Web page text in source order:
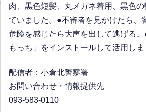
肉、黒色短髪、丸メガネ着用、黒色
ていました。●不審者を見かけたら、
危険を感じたら大声を出して逃げる。
もっち」をインストールして活用しま
配信者：小倉北警察署
お問い合わせ・情報提供先
093-583-0110